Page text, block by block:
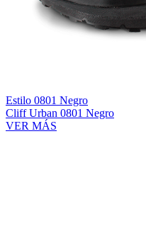
Estilo 0801 Negro
Cliff Urban 0801 Negro
VER MÁS